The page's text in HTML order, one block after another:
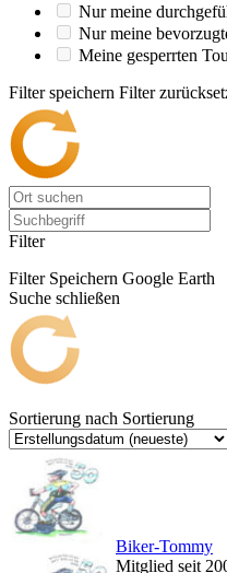
Nur meine
Nur meine
Meine gesperrten
Filter speichern Filter
Filter
Filter Speichern Google Earth
Suche schließen
Sortierung nach Sortierung
Biker-Tommy
Mitglied seit